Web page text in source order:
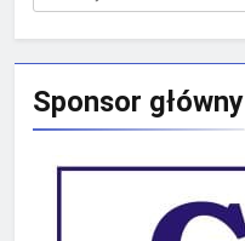
Sponsor główny